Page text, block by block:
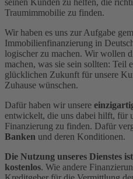
seinen Kunden zu helfen, die
Traumimmobilie zu finden.
Wir haben es uns zur Aufgabe
Immobilienfinanzierung in
logischer zu machen. Wir wollen
machen, was sie sein sollten: Teil
glücklichen Zukunft für unsere
Zuhause wünschen.
Dafür haben wir unsere
entwickelt, die uns dabei hilft, für
Finanzierung zu finden. Dafür
Banken und deren Konditionen.
Die Nutzung unseres Dienstes
kostenlos. Wie andere